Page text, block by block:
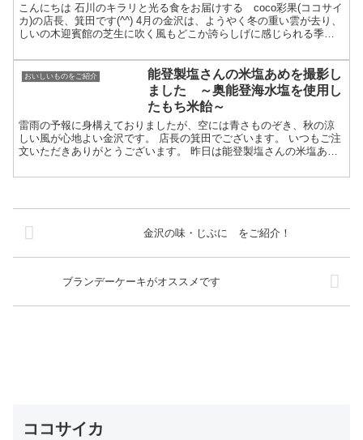
こんにちは 石川のキラリと光る食をお届けする coco彩果(ココサイ
カ)の店長、箕田です(^^) 4月の金沢は、ようやく冬の重い雲が去り、
しいの木迎賓館の芝生に吹く風もどこか誇らしげに感じられる季節
おいしいものをご紹介
能登製塩さんの米塩あめを撮影し
ました ～奥能登海水塩を使用し
たもち米飴～
雷雨の予報に身構えておりましたが、空には青さものぞき、秋の涼
しい風が心地よい金沢です。 店長の箕田でございます。 いつもご注
文いただきありがとうございます。 昨日は能登製塩さんの米塩あ
金沢の味・じぶに をご紹介！
ブランデーケーキがオススメです
ココサイカ